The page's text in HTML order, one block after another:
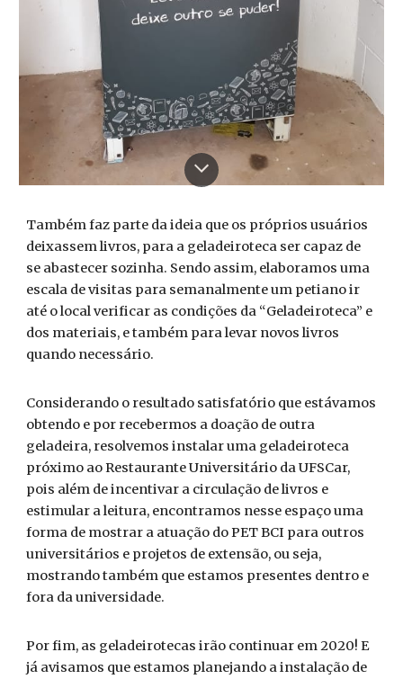
Também faz parte da ideia que os próprios usuários
deixassem livros, para a geladeiroteca ser capaz de
se abastecer sozinha. Sendo assim, elaboramos uma
escala de visitas para semanalmente um petiano ir
até o local verificar as condições da “Geladeiroteca” e
dos materiais, e também para levar novos livros
quando necessário.
Considerando o resultado satisfatório que estávamos
obtendo e por recebermos a doação de outra
geladeira, resolvemos instalar uma geladeiroteca
próximo ao Restaurante Universitário da UFSCar,
pois além de incentivar a circulação de livros e
estimular a leitura, encontramos nesse espaço uma
forma de mostrar a atuação do PET BCI para outros
universitários e projetos de extensão, ou seja,
mostrando também que estamos presentes dentro e
fora da universidade.
Por fim, as geladeirotecas irão continuar em 2020! E
já avisamos que estamos planejando a instalação de